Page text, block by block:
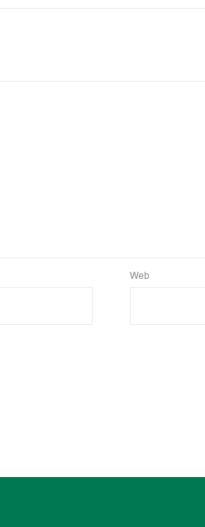
Web